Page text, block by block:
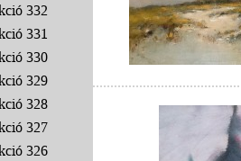
332
331
330
329
328
327
326